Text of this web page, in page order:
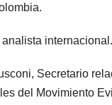
Secretario
del Movimiento